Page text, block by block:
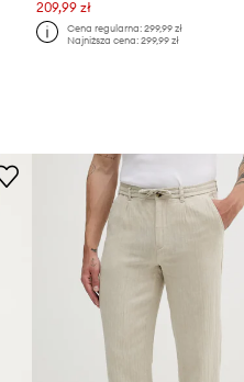
209,99 zł
Cena regularna: 299,99 zł
Najniższa cena: 299,99 zł